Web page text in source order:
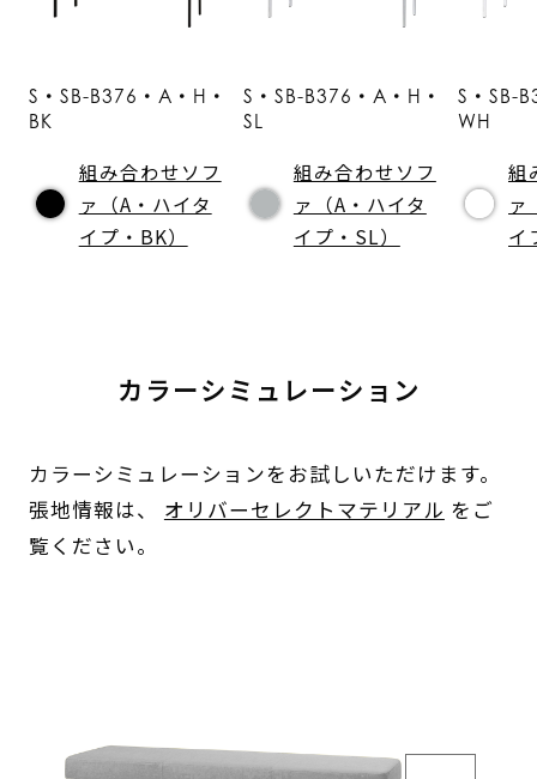
S・SB-B376・A・H・
BK
組み合わせソフ
ァ（A・ハイタ
イプ・BK）
S・SB-B376・A・H・
SL
組み合わせソフ
ァ（A・ハイタ
イプ・SL）
S・SB-
WH
組
ァ
イ
カラーシミュレーション
カラーシミュレーションをお試しいただけます。
張地情報は、 オリバーセレクトマテリアル をご
覧ください。